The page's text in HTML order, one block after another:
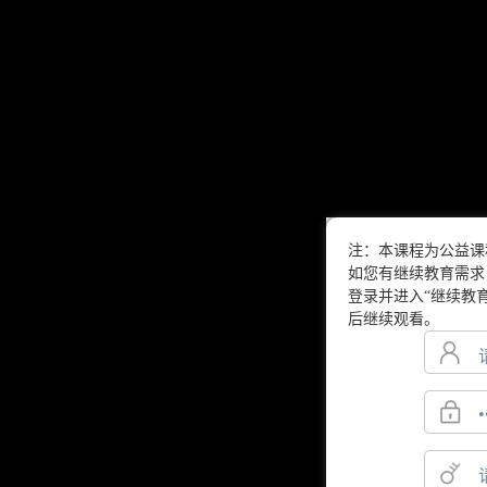
注：本课程为公益
如您有继续教育需
登录并进入“继续教
后继续观看。